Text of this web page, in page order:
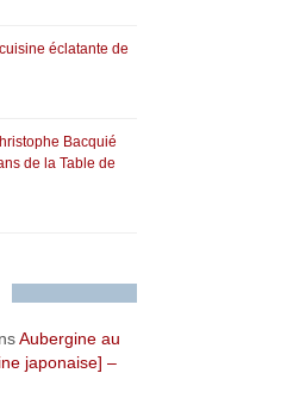
éclatante de
Bacquié
de la Table de
Aubergine au
japonaise] –